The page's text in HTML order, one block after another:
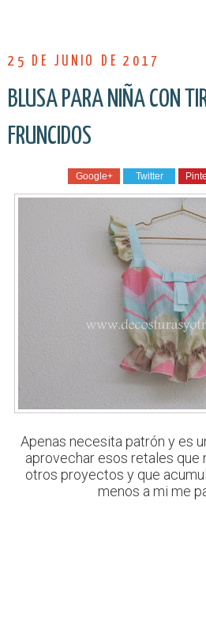
25 DE JUNIO DE 2017
BLUSA PARA NIÑA CON
FRUNCIDOS
Google+ Twitter
Apenas necesita patrón y es
aprovechar esos retales que
otros proyectos y que
menos a mi me